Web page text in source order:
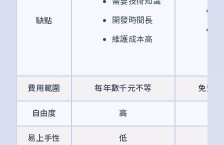
缺點
開發時間長
維護成本高
費用範圍 每年數千元不等 免費
自由度 高
易上手性 低